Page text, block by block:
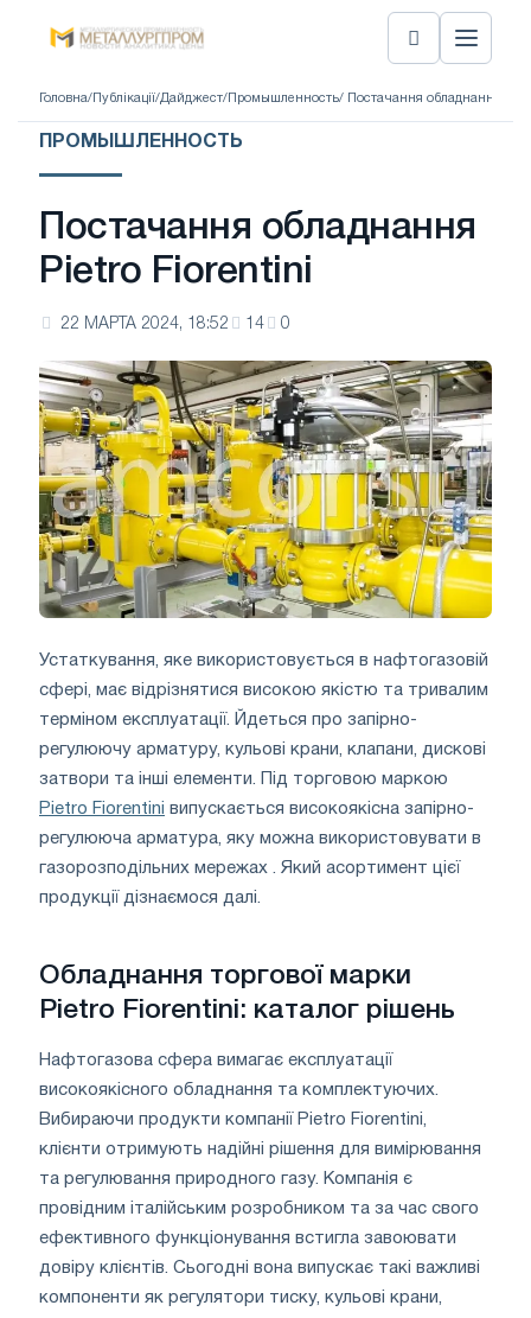
Головна/ Публікації/Дайджест/ Промышленность/ Постачання обладнання
ПРОМЫШЛЕННОСТЬ
Постачання обладнання
Pietro Fiorentini
22 МАРТА 2024, 18:52 14 0
Устаткування, яке використовується в нафтогазовій
сфері, має відрізнятися високою якістю та тривалим
терміном експлуатації. Йдеться про запірно-
регулюючу арматуру, кульові крани, клапани, дискові
затвори та інші елементи. Під торговою маркою
Pietro Fiorentini випускається високоякісна запірно-
регулююча арматура, яку можна використовувати в
газорозподільних мережах . Який асортимент цієї
продукції дізнаємося далі.
Обладнання торгової марки
Pietro Fiorentini: каталог рішень
Нафтогазова сфера вимагає експлуатації
високоякісного обладнання та комплектуючих.
Вибираючи продукти компанії Pietro Fiorentini,
клієнти отримують надійні рішення для вимірювання
та регулювання природного газу. Компанія є
провідним італійським розробником та за час свого
ефективного функціонування встигла завоювати
довіру клієнтів. Сьогодні вона випускає такі важливі
компоненти як регулятори тиску, кульові крани,